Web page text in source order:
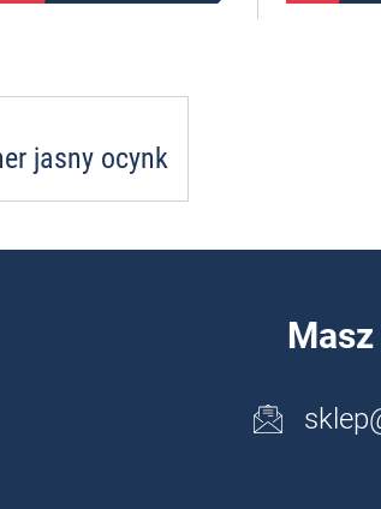
jasny ocynk